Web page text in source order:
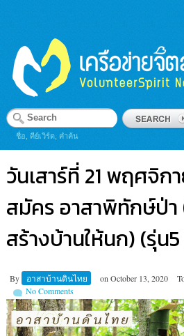
ชื่อ, คีย์เวิร์ด, คำค้น
วันเสาร์ที่ 21 พฤศจิก
สมัคร อาสาพิทักษ์ป่า
สร้างบ้านให้นก) (รุ่น
By อาสาบ้านดินไทย on October 13, 2020
No Comments